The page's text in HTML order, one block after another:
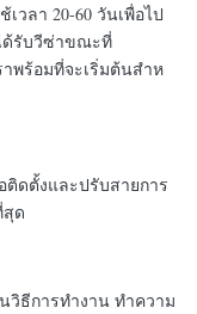
วลา 20-60 วันเพื่อไป
ด้รับวีซ่าขณะที่
าพร้อมที่จะเริ่มต้นสําห
ติดตั้งและปรับสายการ
สุด
วิธีการทํางาน ทําความ